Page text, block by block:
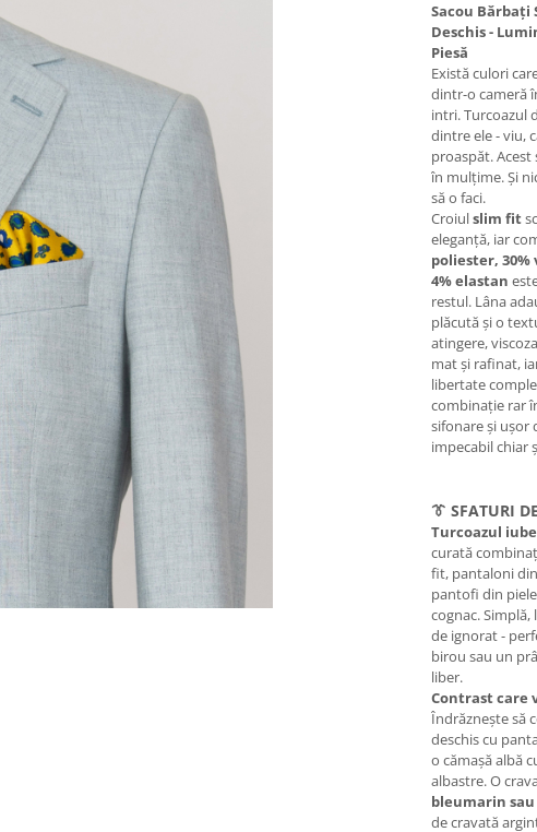
Sacou Bărbați
Deschis -
Piesă
Există culori
dintr-o cameră
intri. Turcoazul
dintre ele - viu,
proaspăt. Acest
în mulțime. Și
să o faci.
Croiulslim fit
eleganță, iar
poliester, 30%
4% elastan
restul. Lâna
plăcută și o
atingere,
mat și rafinat,
libertate
combinație rar
sifonare și ușor
impecabil chiar
👔 SFATURI
Turcoazul
curată
fit, pantaloni
pantofi din
cognac.
de ignorat -
birou sau un
liber.
Contrast care
Îndrăznește să
deschis cu
o cămașă albă
albastre. O
bleumarin
de cravată